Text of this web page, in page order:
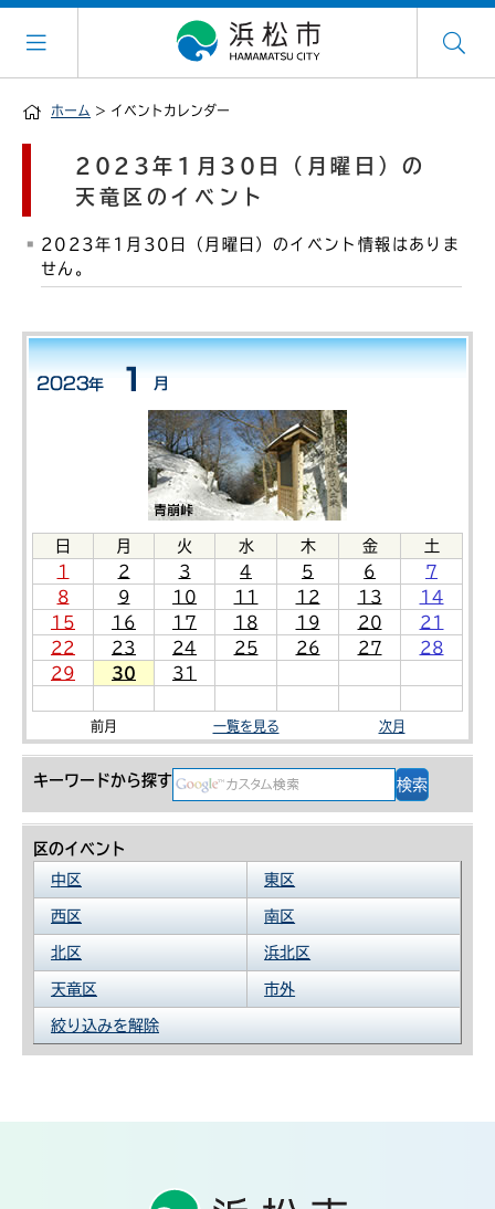
ホーム > イベントカレンダー
日 月 火 水 木 金
土
1
2 3 4 5 6
7
8
9 10 11 12 13
14
15
16 17 18 19 20
21
22
23 24 25 26 27
28
29
30 31
前月 一覧を見る 次月
キーワードから探す
区のイベント
中区
東区
西区 南区
北区 浜北区
天竜区 市外
絞り込みを解除
2023年1月30日（月曜日）の
天竜区のイベント
2023年1月30日（月曜日）のイベント情報はありま
せん。